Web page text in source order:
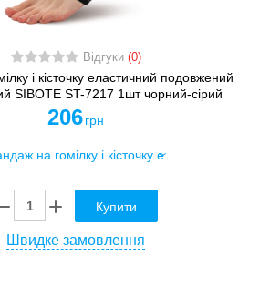
Відгуки (0)
і кісточку еластичний подовжений
SIBOTE ST-7217 1шт чорний-сірий
206 грн
Купити
Швидке замовлення